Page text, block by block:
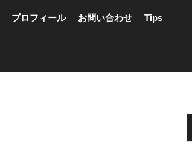
プロフィール お問い合わせ Tips